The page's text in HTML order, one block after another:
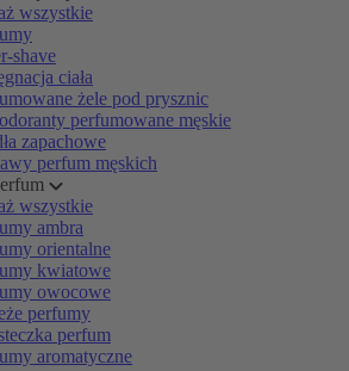
wszystkie
shave
ciała
żele pod prysznic
perfumowane męskie
zapachowe
perfum męskich
wszystkie
ambra
orientalne
kwiatowe
owocowe
perfumy
perfum
aromatyczne